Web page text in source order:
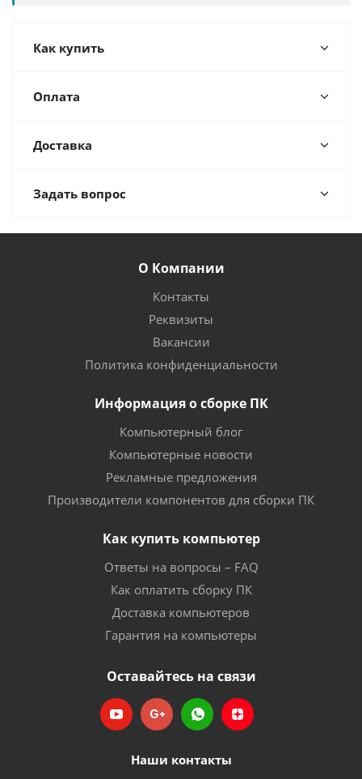
Как купить
Оплата
Доставка
Задать вопрос
О Компании
Контакты
Реквизиты
Вакансии
Политика конфиденциальности
Информация о сборке ПК
Компьютерный блог
Компьютерные новости
Рекламные предложения
Производители компонентов для сборки ПК
Как купить компьютер
Ответы на вопросы – FAQ
Как оплатить сборку ПК
Доставка компьютеров
Гарантия на компьютеры
Оставайтесь на связи
Наши контакты